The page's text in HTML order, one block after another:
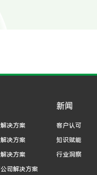
决方案
决方案
决方案
司解决方案
新闻
客户认可
知识赋能
行业洞察